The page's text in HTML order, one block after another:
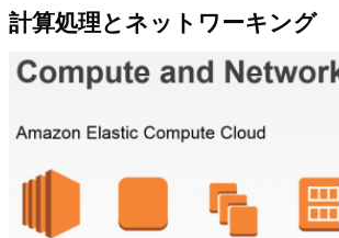
計算処理とネットワーキング